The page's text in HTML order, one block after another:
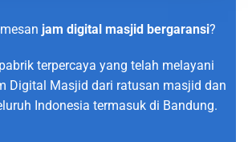
jam digital masjid bergaransi?
terpercaya yang telah melayani
Digital Masjid dari ratusan masjid dan
Indonesia termasuk di Bandung.